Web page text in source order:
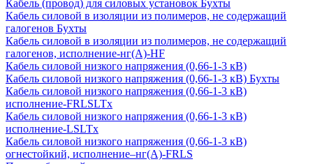
Кабель (провод) для силовых установок Бухты
Кабель силовой в изоляции из полимеров, не содержащий
галогенов Бухты
Кабель силовой в изоляции из полимеров, не содержащий
галогенов, исполнение-нг(А)-HF
Кабель силовой низкого напряжения (0,66-1-3 кВ)
Кабель силовой низкого напряжения (0,66-1-3 кВ) Бухты
Кабель силовой низкого напряжения (0,66-1-3 кВ)
исполнение-FRLSLTx
Кабель силовой низкого напряжения (0,66-1-3 кВ)
исполнение-LSLTx
Кабель силовой низкого напряжения (0,66-1-3 кВ)
огнестойкий, исполнение–нг(А)-FRLS